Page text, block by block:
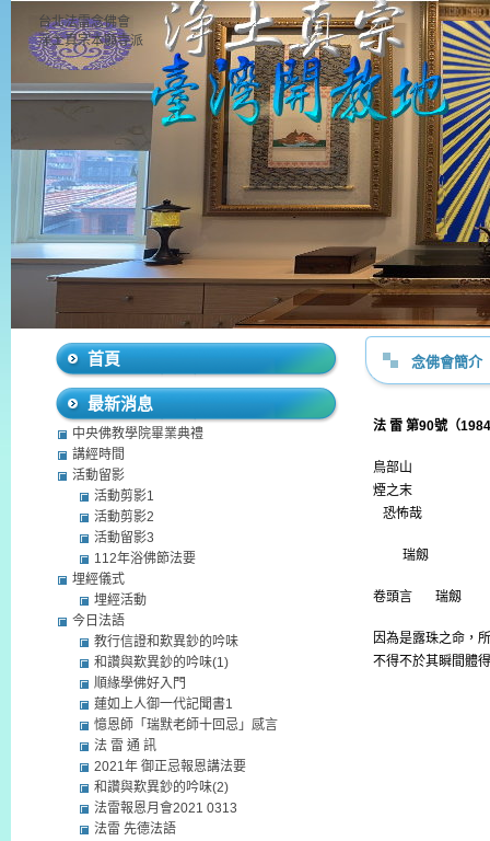
台北法雷念佛會
淨土真宗本願寺派
念佛會簡介
法 雷 第90號（1984
鳥部山
煙之末
恐怖哉
瑞劔
卷頭言 瑞劔
因為是露珠之命，
不得不於其瞬間體
首頁
最新消息
中央佛教學院畢業典禮
講經時間
活動留影
活動剪影1
活動剪影2
活動留影3
112年浴佛節法要
埋經儀式
埋經活動
今日法語
教行信證和歎異鈔的吟味
和讚與歎異鈔的吟味(1)
順緣學佛好入門
蓮如上人御一代記聞書1
憶恩師「瑞默老師十回忌」感言
法 雷 通 訊
2021年 御正忌報恩講法要
和讚與歎異鈔的吟味(2)
法雷報恩月會2021 0313
法雷 先德法語